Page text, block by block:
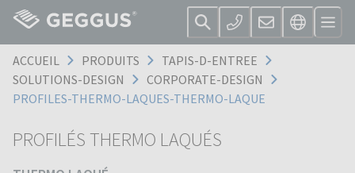
ACCUEIL PRODUITS
TAPIS-D-ENTREE
SOLUTIONS-DESIGN
CORPORATE-DESIGN
PROFILES-THERMO-LAQUES-THERMO-LAQUE
PROFILÉS THERMO LAQUÉS